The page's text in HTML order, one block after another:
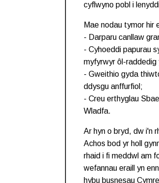
cyflwyno pobl i
Mae nodau tymor hir
- Darparu canllaw
- Cyhoeddi papurau
myfyrwyr ôl-raddedig
- Gweithio gyda
ddysgu anffurfiol;
- Creu erthyglau
Wladfa.
Ar hyn o bryd, dw i'n
Achos bod yr holl
rhaid i fi meddwl am
wefannau eraill yn
hybu busnesau